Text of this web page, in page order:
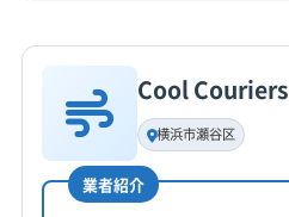
基本情報
代表者名
田嶋祐基
所在地
Cool Couriers
横浜市瀬谷区
業者紹介